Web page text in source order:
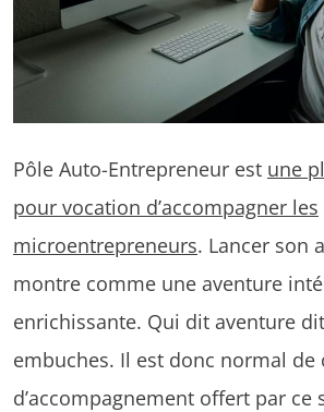
Pôle Auto-Entrepreneur est une
pour vocation d’accompagner les
microentrepreneurs. Lancer son
montre comme une aventure
enrichissante. Qui dit aventure
embuches. Il est donc normal de
d’accompagnement offert par ce